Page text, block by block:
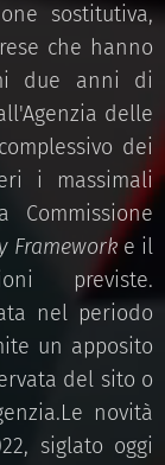
sostitutiva,
che hanno
due anni di
delle
dei
i massimali
Commissione
Frameworke il
previste.
nel periodo
un apposito
del sito o
novità
siglato oggi